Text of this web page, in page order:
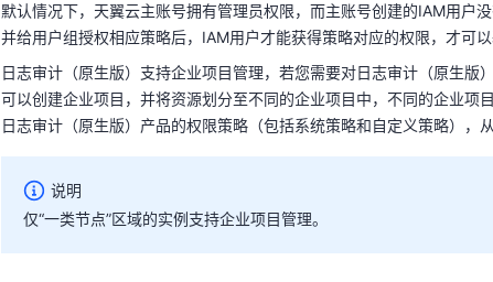
免费活动
免费试用中心 HOT
多款云产品免费试用，快来开启云上之旅
天翼云用户体验官
您的洞察，重塑科技边界
日志审计（原生版）产品的权限策略（包括系统策略和自定义策略），
说明
仅“一类节点”区域的实例支持企业项目管理。
IAM应用场景
默认情况下，天翼云主账号拥有管理员权限，而主账号创建的IAM用户
并给用户组授权相应策略后，IAM用户才能获得策略对应的权限，才可
日志审计（原生版）支持企业项目管理，若您需要对日志审计（原生版
可以创建企业项目，并将资源划分至不同的企业项目中，不同的企业项
日志审计（原生版）产品的权限策略（包括系统策略和自定义策略），
说明
仅“一类节点”区域的实例支持企业项目管理。